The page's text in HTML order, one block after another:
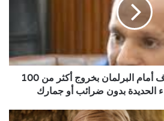
وزير مالية الانقاذ يعترف أمام البرلمان بخروج أكثر من 100
الحديدة بدون ضرائب أو جمارك